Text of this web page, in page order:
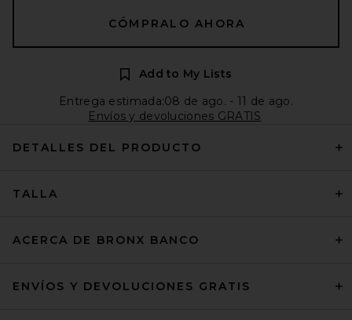
CÓMPRALO AHORA
Add to My Lists
Entrega estimada:08 de ago. - 11 de ago.
Envíos y devoluciones GRATIS
DETALLES DEL PRODUCTO
TALLA
ACERCA DE BRONX BANCO
ENVÍOS Y DEVOLUCIONES GRATIS